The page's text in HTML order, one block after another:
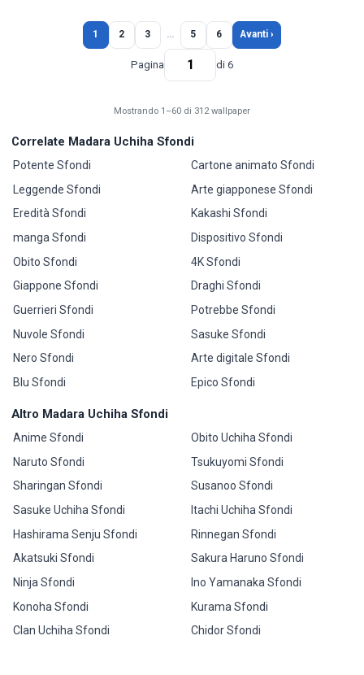
1 2 3 … 5 6 Avanti ›
Pagina di 6
Mostrando 1–60 di 312 wallpaper
Correlate Madara Uchiha Sfondi
Potente Sfondi
Leggende Sfondi
Eredità Sfondi
manga Sfondi
Obito Sfondi
Giappone Sfondi
Guerrieri Sfondi
Nuvole Sfondi
Nero Sfondi
Blu Sfondi
Cartone animato Sfondi
Arte giapponese Sfondi
Kakashi Sfondi
Dispositivo Sfondi
4K Sfondi
Draghi Sfondi
Potrebbe Sfondi
Sasuke Sfondi
Arte digitale Sfondi
Epico Sfondi
Altro Madara Uchiha Sfondi
Anime Sfondi
Naruto Sfondi
Sharingan Sfondi
Sasuke Uchiha Sfondi
Hashirama Senju Sfondi
Akatsuki Sfondi
Ninja Sfondi
Konoha Sfondi
Clan Uchiha Sfondi
Obito Uchiha Sfondi
Tsukuyomi Sfondi
Susanoo Sfondi
Itachi Uchiha Sfondi
Rinnegan Sfondi
Sakura Haruno Sfondi
Ino Yamanaka Sfondi
Kurama Sfondi
Chidor Sfondi